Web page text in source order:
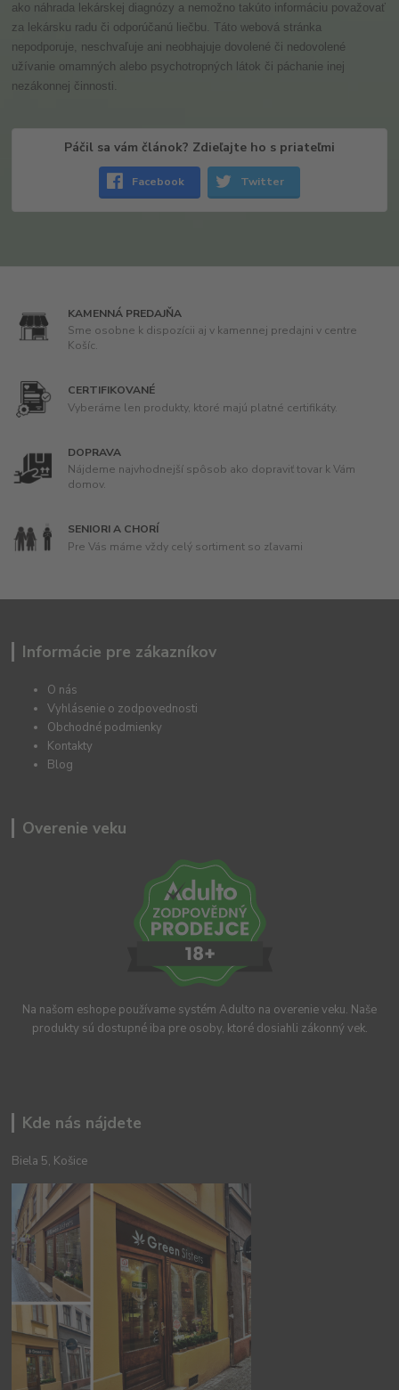
ako náhrada lekárskej diagnózy a nemožno takúto informáciu považovať
za lekársku radu či odporúčanú liečbu. Táto webová stránka
nepodporuje, neschvaľuje ani neobhajuje dovolené či nedovolené
užívanie omamných alebo psychotropných látok či páchanie inej
nezákonnej činnosti.
Páčil sa vám článok? Zdieľajte ho s priateľmi
Facebook Twitter
KAMENNÁ PREDAJŇA
Sme osobne k dispozícii aj v kamennej predajni v centre
Košíc.
CERTIFIKOVANÉ
Vyberáme len produkty, ktoré majú platné certifikáty.
DOPRAVA
Nájdeme najvhodnejší spôsob ako dopraviť tovar k Vám
domov.
SENIORI A CHORÍ
Pre Vás máme vždy celý sortiment so zľavami
Informácie pre zákazníkov
O nás
Vyhlásenie o zodpovednosti
Obchodné podmienky
Kontakty
Blog
Overenie veku
Na našom eshope používame systém Adulto na overenie veku. Naše
produkty sú dostupné iba pre osoby, ktoré dosiahli zákonný vek.
Kde nás nájdete
Biela 5, Košice